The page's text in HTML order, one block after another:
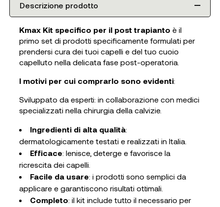
Descrizione prodotto
Kmax Kit specifico per il post trapianto è il
primo set di prodotti specificamente formulati per
prendersi cura dei tuoi capelli e del tuo cuoio
capelluto nella delicata fase post-operatoria.
I motivi per cui comprarlo sono evidenti:
Sviluppato da esperti: in collaborazione con medici
specializzati nella chirurgia della calvizie.
Ingredienti di alta qualità:
dermatologicamente testati e realizzati in Italia.
Efficace: lenisce, deterge e favorisce la
ricrescita dei capelli.
Facile da usare: i prodotti sono semplici da
applicare e garantiscono risultati ottimali.
Completo: il kit include tutto il necessario per